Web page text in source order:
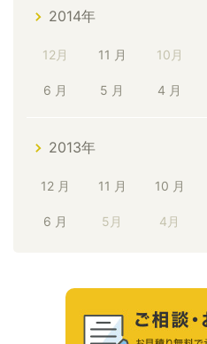
2014年
12月 11 月 10月
6 月 5 月 4 月
2013年
12 月 11 月 10 月
6 月 5月 4月